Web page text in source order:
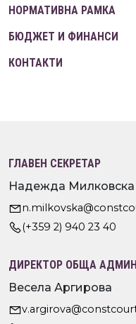
НОРМАТИВНА РАМКА
БЮДЖЕТ И ФИНАНСИ
КОНТАКТИ
ГЛАВЕН СЕКРЕТАР
Надежда Милковска
(+359 2) 940 23 40
ДИРЕКТОР ОБЩА
Весела Аргирова